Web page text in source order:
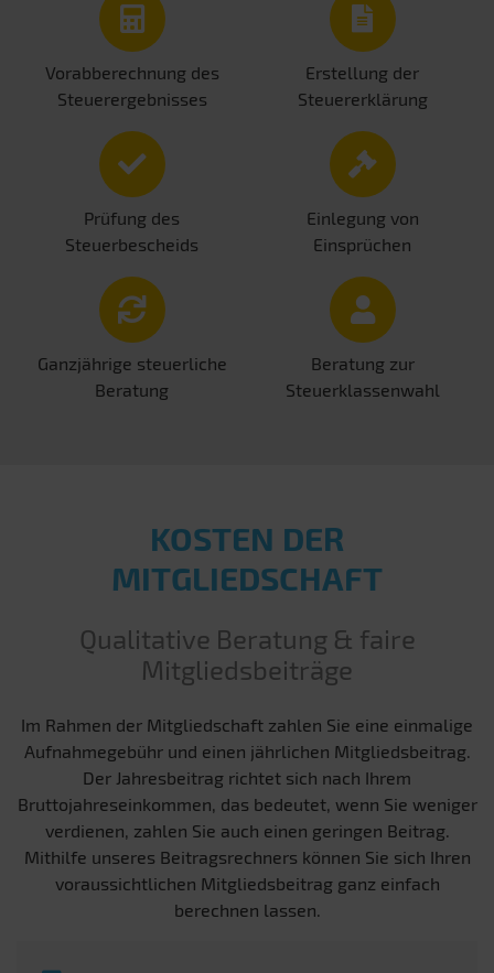
Vorabberechnung des
Steuerergebnisses
Erstellung der
Steuererklärung
Prüfung des
Steuerbescheids
Einlegung von
Einsprüchen
Ganzjährige steuerliche
Beratung
Beratung zur
Steuerklassenwahl
KOSTEN DER
MITGLIEDSCHAFT
Qualitative Beratung & faire
Mitgliedsbeiträge
Im Rahmen der Mitgliedschaft zahlen Sie eine einmalige
Aufnahmegebühr und einen jährlichen Mitgliedsbeitrag.
Der Jahresbeitrag richtet sich nach Ihrem
Bruttojahreseinkommen, das bedeutet, wenn Sie weniger
verdienen, zahlen Sie auch einen geringen Beitrag.
Mithilfe unseres Beitragsrechners können Sie sich Ihren
voraussichtlichen Mitgliedsbeitrag ganz einfach
berechnen lassen.